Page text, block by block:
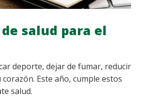
salud para el
deporte, dejar de fumar, reducir
Este año, cumple estos
salud.